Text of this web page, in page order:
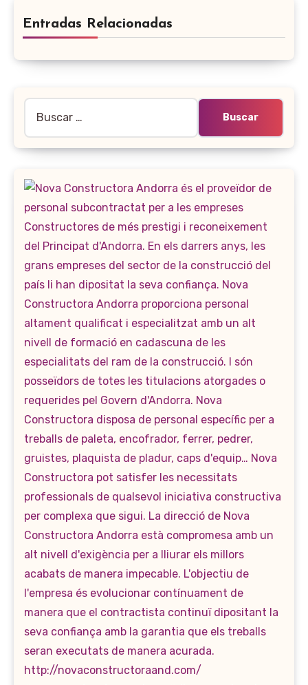
Entradas Relacionadas